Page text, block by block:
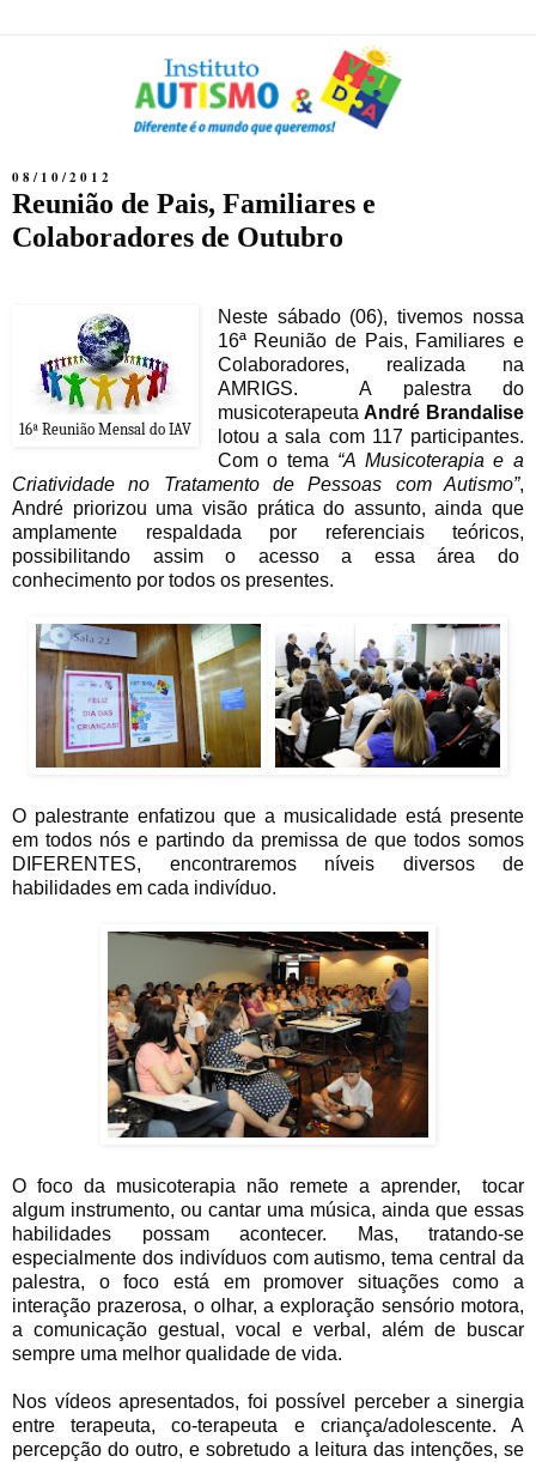
08/10/2012
Reunião de Pais, Familiares e
Colaboradores de Outubro
16ª Reunião Mensal do IAV
Neste sábado (06), tivemos nossa
16ª Reunião de Pais, Familiares e
Colaboradores, realizada na
AMRIGS.
A palestra do
musicoterapeutaAndré Brandalise
lotou a sala com 117 participantes.
Com o tema “A Musicoterapia e a
Criatividade no Tratamento de Pessoas com Autismo”,
André priorizou uma visão prática do assunto, ainda que
amplamente respaldada por referenciais teóricos,
possibilitando assim o acesso a essa área do
conhecimento por todos os presentes.
O palestrante enfatizou que a musicalidade está presente
em todos nós e partindo da premissa de que todos somos
DIFERENTES, encontraremos níveis diversos de
habilidades em cada indivíduo.
O foco da musicoterapia não remete a aprender,
tocar
algum instrumento, ou cantar uma música, ainda que essas
habilidades possam acontecer. Mas, tratando-se
especialmente dos indivíduos com autismo, tema central da
palestra, o foco está em promover situações como a
interação prazerosa, o olhar, a exploração sensório motora,
a comunicação gestual, vocal e verbal, além de buscar
sempre uma melhor qualidade de vida.
Nos vídeos apresentados, foi possível perceber a sinergia
entre terapeuta, co-terapeuta e criança/adolescente. A
percepção do outro, e sobretudo a leitura das intenções, se